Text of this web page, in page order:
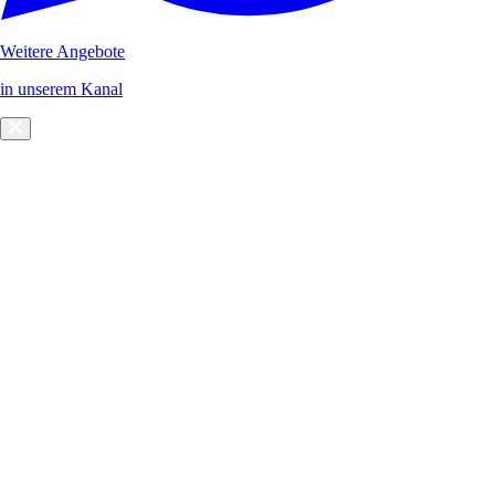
Weitere Angebote
in unserem Kanal